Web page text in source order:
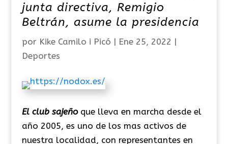
junta directiva, Remigio
Beltrán, asume la presidencia
por Kike Camilo i Picó | Ene 25, 2022 |
Deportes
El club sajeñoque lleva en marcha desde el
año 2005, es uno de los mas activos de
nuestra localidad, con representantes en